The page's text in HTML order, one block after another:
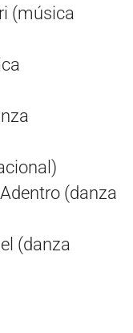
(música
(danza
(danza